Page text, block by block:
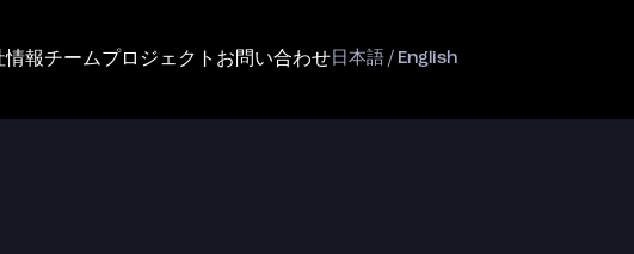
情報チームプロジェクト お問い合わせ 日本語 / English